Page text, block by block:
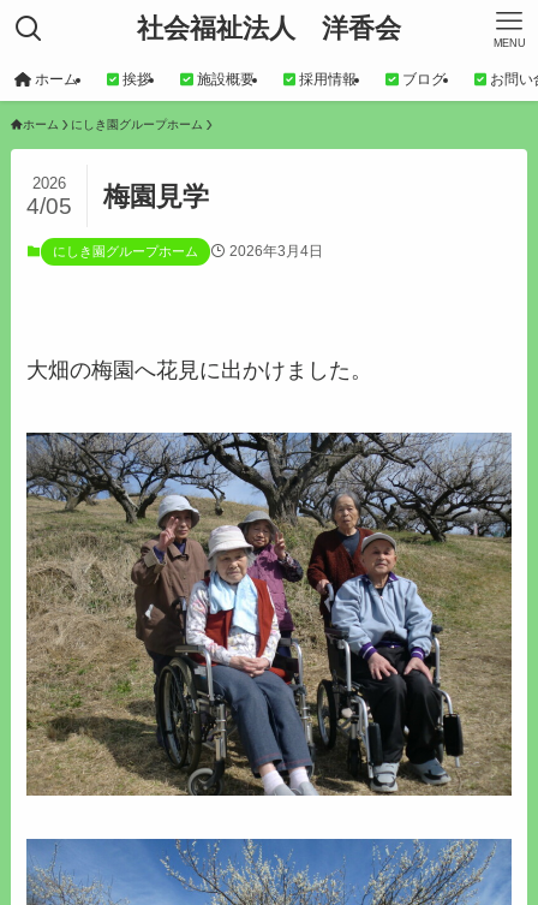
社会福祉法人 洋香会 MENU
ホーム 挨拶 施設概要 採用情報 ブログ お問い
ホーム にしき園グループホーム
梅園見学
2026
4/05
にしき園グループホーム 2026年3月4日
大畑の梅園へ花見に出かけました。